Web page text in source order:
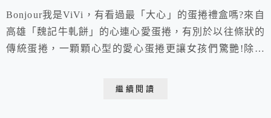
Bonjour我是ViVi，有看過最「大心」的蛋捲禮盒嗎?來自
高雄「魏記牛軋餅」的心連心愛蛋捲，有別於以往條狀的
傳統蛋捲，一顆顆心型的愛心蛋捲更讓女孩們驚艷!除了
繼續閱讀